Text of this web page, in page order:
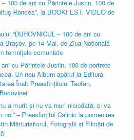
– 100 de ani cu Părintele Justin. 100 de
Roncea”, la BOOKFEST. VIDEO de
“DUHOVNICUL – 100 de ani cu
Brașov, pe 14 Mai, de Ziua Națională
temnițele comuniste
cu Părintele Justin. 100 de portrete
Un nou Album apărut la Editura
Înalt Preasfințitului Teofan,
a murit şi nu va muri niciodată, ci va
– Preasfințitul Calinic la pomenirea
Mărturisitorul. Fotografii și Filmări de